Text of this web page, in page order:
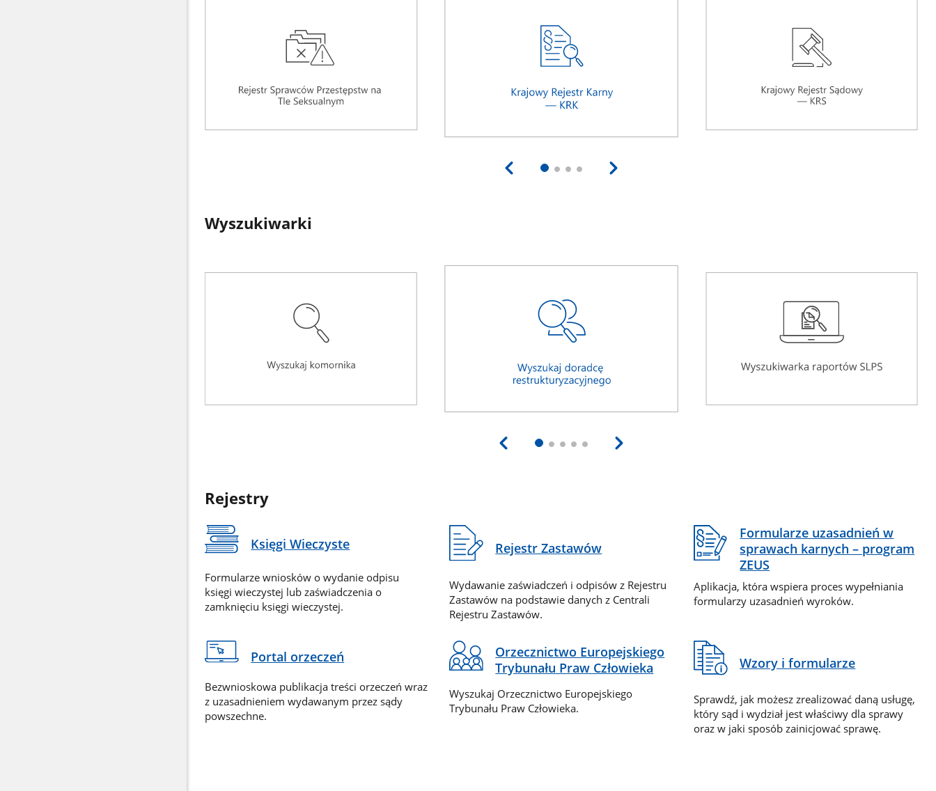
Wyszukiwarki
Rejestry
Księgi Wieczyste
Formularze wniosków o wydanie odpisu
księgi wieczystej lub zaświadczenia o
zamknięciu księgi wieczystej.
Rejestr Zastawów
Wydawanie zaświadczeń i odpisów z Rejestru
Zastawów na podstawie danych z Centrali
Rejestru Zastawów.
Formularze uzasadnień w
sprawach karnych – program
ZEUS
Aplikacja, która wspiera proces wypełniania
formularzy uzasadnień wyroków.
Portal orzeczeń
Bezwnioskowa publikacja treści orzeczeń wraz
z uzasadnieniem wydawanym przez sądy
powszechne.
Orzecznictwo Europejskiego
Trybunału Praw Człowieka
Wyszukaj Orzecznictwo Europejskiego
Trybunału Praw Człowieka.
Wzory i formularze
Sprawdź, jak możesz zrealizować daną usługę,
który sąd i wydział jest właściwy dla sprawy
oraz w jaki sposób zainicjować sprawę.